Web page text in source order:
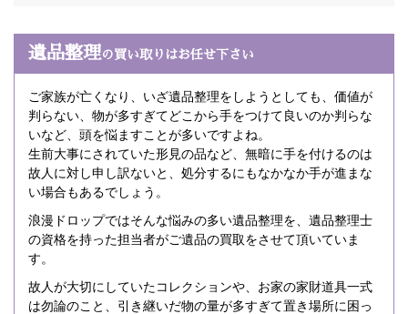
遺品整理の買い取りはお任せ下さい
ご家族が亡くなり、いざ遺品整理をしようとしても、価値が
判らない、物が多すぎてどこから手をつけて良いのか判らな
いなど、頭を悩ますことが多いですよね。
生前大事にされていた形見の品など、無暗に手を付けるのは
故人に対し申し訳ないと、処分するにもなかなか手が進まな
い場合もあるでしょう。
浪漫ドロップではそんな悩みの多い遺品整理を、遺品整理士
の資格を持った担当者がご遺品の買取をさせて頂いていま
す。
故人が大切にしていたコレクションや、お家の家財道具一式
は勿論のこと、引き継いだ物の量が多すぎて置き場所に困っ